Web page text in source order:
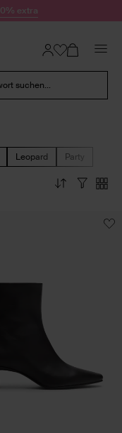
extra
suchen...
Leopard Party